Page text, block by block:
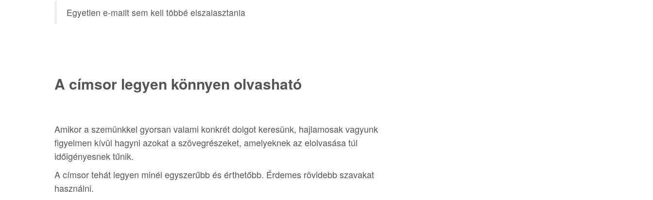
Egyetlen e-mailt sem kell többé elszalasztania
A címsor legyen könnyen olvasható
Amikor a szemünkkel gyorsan valami konkrét dolgot keresünk, hajlamosak vagyunk
figyelmen kívül hagyni azokat a szövegrészeket, amelyeknek az elolvasása túl
időigényesnek tűnik.
A címsor tehát legyen minél egyszerűbb és érthetőbb. Érdemes rövidebb szavakat
használni.